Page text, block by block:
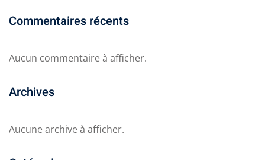
Commentaires récents
Aucun commentaire à afficher.
Archives
Aucune archive à afficher.